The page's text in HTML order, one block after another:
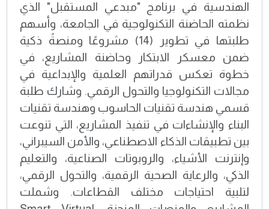
الهندسية في برنامج "مبدعي المستقبل" الذي
نظمته الحاضنة التكنولوجية في الجامعة، وأسهم
طلبتها في تطوير (14) مشروعًا ومنصةً ذكية
ضمن معسكر الابتكار وحاضنة المشاريع، في
خطوة تعكس قدراتهم العلمية والإبداعية في
مجالات التكنولوجيا والتحول الرقمي. وشارك طلبة
قسمي هندسة تقنيات الحاسوب وهندسة تقنيات
البناء والإنشاءات في تنفيذ المشاريع، التي تنوعت
بين تطبيقات الذكاء الاصطناعي، والأمن السيبراني،
وإنترنت الأشياء، والروبوتات الصناعية، والتعليم
الذكي، والرعاية الصحية الرقمية، والتحول الرقمي،
لتلبية احتياجات مختلف القطاعات. وشملت